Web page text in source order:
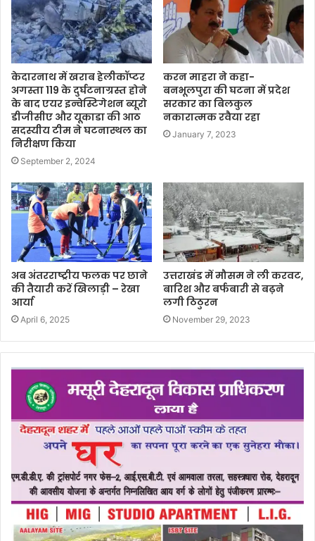
केदारनाथ में खराब हेलीकॉप्टर
अगस्ता 119 के दुर्घटनाग्रस्त होने
के बाद एयर इन्वेस्टिगेशन ब्यूरो
डीजीसीए और यूकाडा की आठ
सदस्यीय टीम ने घटनास्थल का
निरीक्षण किया
September 2, 2024
करन माहरा ने कहा-
बनभूलपुरा की घटना में प्रदेश
सरकार का बिलकुल
नकारात्मक रवैया रहा
January 7, 2023
अब अंतरराष्ट्रीय फलक पर छाने
की तैयारी करें खिलाड़ी – रेखा
आर्या
April 6, 2025
उत्तराखंड में मौसम ने ली करवट,
बारिश और बर्फबारी से बढ़ने
लगी ठिठुरन
November 29, 2023